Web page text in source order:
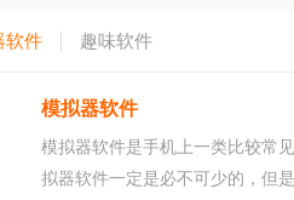
软件 趣味软件
模拟器软件
模拟器软件是手机上一类比较常
拟器软件一定是必不可少的，但